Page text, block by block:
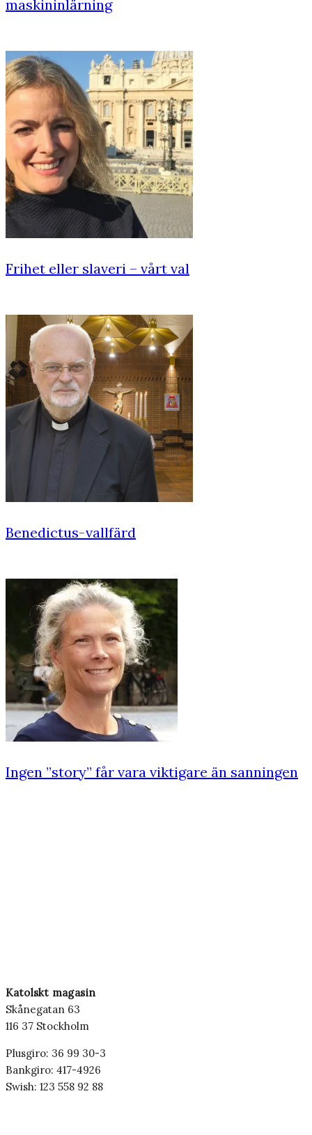
maskininlärning
Frihet eller slaveri – vårt val
Benedictus-vallfärd
Ingen ”story” får vara viktigare än sanningen
Katolskt magasin
Skånegatan 63
116 37 Stockholm
Plusgiro: 36 99 30-3
Bankgiro: 417-4926
Swish: 123 558 92 88